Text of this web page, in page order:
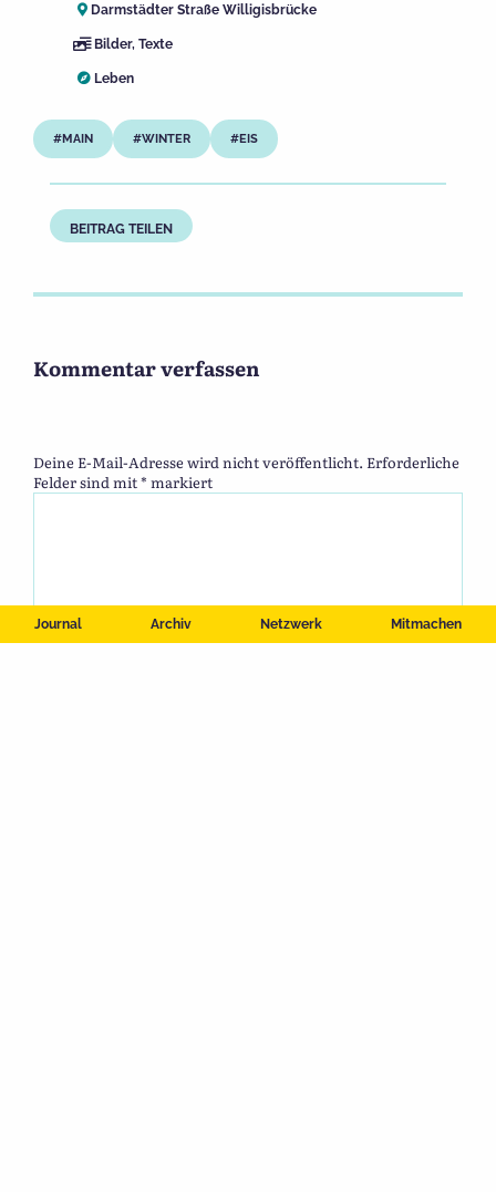
Journal Archiv Netzwerk Mitmachen
Darmstädter Straße Willigisbrücke
Bilder, Texte
Leben
MAIN WINTER EIS
BEITRAG TEILEN
Kommentar verfassen
Deine E-Mail-Adresse wird nicht veröffentlicht. Erforderliche
Felder sind mit* markiert